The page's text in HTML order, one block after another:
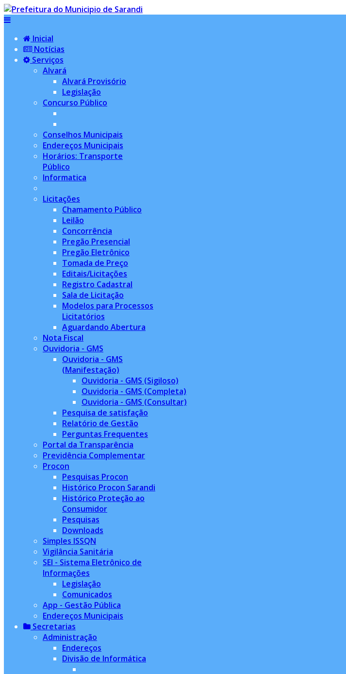
Inicial
Notícias
Serviços
Alvará
Alvará Provisório
Legislação
Concurso Público
Conselhos Municipais
Endereços Municipais
Horários: Transporte
Público
Informatica
Licitações
Chamamento Público
Leilão
Concorrência
Pregão Presencial
Pregão Eletrônico
Tomada de Preço
Editais/Licitações
Registro Cadastral
Sala de Licitação
Modelos para Processos
Licitatórios
Aguardando Abertura
Nota Fiscal
Ouvidoria - GMS
Ouvidoria - GMS
(Manifestação)
Ouvidoria - GMS (Sigiloso)
Ouvidoria - GMS (Completa)
Ouvidoria - GMS (Consultar)
Pesquisa de satisfação
Relatório de Gestão
Perguntas Frequentes
Portal da Transparência
Previdência Complementar
Procon
Pesquisas Procon
Histórico Procon Sarandi
Histórico Proteção ao
Consumidor
Pesquisas
Downloads
Simples ISSQN
Vigilância Sanitária
SEI - Sistema Eletrônico de
Informações
Legislação
Comunicados
App - Gestão Pública
Endereços Municipais
Secretarias
Administração
Endereços
Divisão de Informática